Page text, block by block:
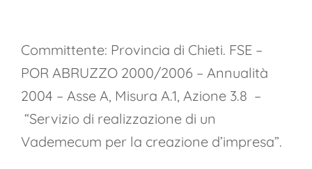
Committente: Provincia di Chieti. FSE –
POR ABRUZZO 2000/2006 – Annualità
2004 – Asse A, Misura A.1, Azione 3.8 –
“Servizio di realizzazione di un
Vademecum per la creazione d’impresa”.